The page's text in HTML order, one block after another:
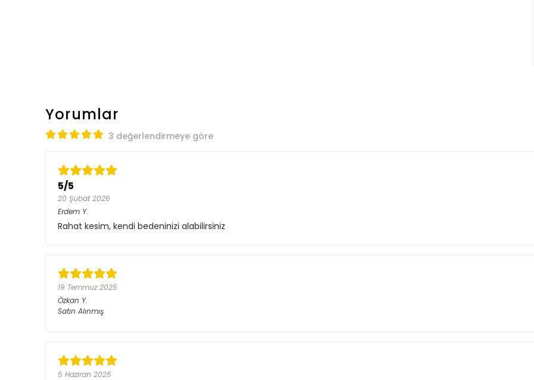
Yorumlar
3 değerlendirmeye göre
5/5
20 Şubat 2026
Erdem Y.
Rahat kesim, kendi bedeninizi alabilirsiniz
19 Temmuz 2025
Özkan Y.
Satın Alınmış
5 Haziran 2025